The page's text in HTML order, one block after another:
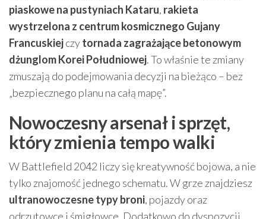
piaskowe na pustyniach Kataru, rakieta
wystrzelona z centrum kosmicznego Gujany
Francuskiejczytornada zagrażające betonowym
dżunglom Korei Południowej. To właśnie te zmiany
zmuszają do podejmowania decyzji na bieżąco – bez
„bezpiecznego planu na całą mapę”.
Nowoczesny arsenał i sprzęt,
który zmienia tempo walki
W Battlefield 2042 liczy się kreatywność bojowa, a nie
tylko znajomość jednego schematu. W grze znajdziesz
ultranowoczesne typy broni, pojazdy oraz
odrzutowce i śmigłowce. Dodatkowo do dyspozycji